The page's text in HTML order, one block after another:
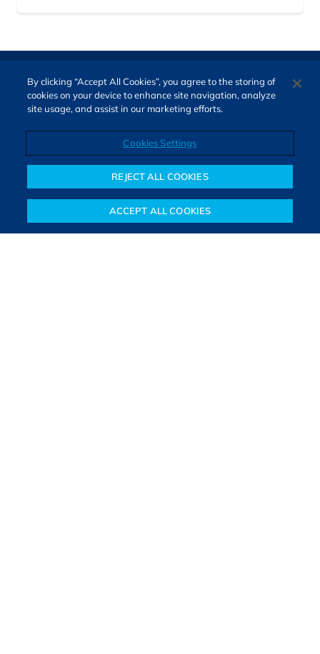
Notícias Colunistas Objetivos financeiros Investimentos Mais
O Bora Investir, site de notícias e educação financeira da B3,
oferece notícias e conteúdos especializados sobre o mercado
composta por especialistas, o site proporciona aprendizado
sólido e confiável, além de artigos de parceiros que ampliam
By clicking “Accept All Cookies”, you agree to the storing of
cookies on your device to enhance site navigation, analyze
site usage, and assist in our marketing efforts.
Cookies Settings
REJECT ALL COOKIES
ACCEPT ALL COOKIES